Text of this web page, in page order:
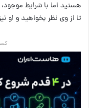
هستید اما با شرایط
تا از وی نظر بخواهید و او